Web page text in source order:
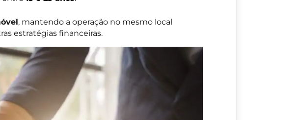
, mantendo a operação no mesmo local
estratégias financeiras.